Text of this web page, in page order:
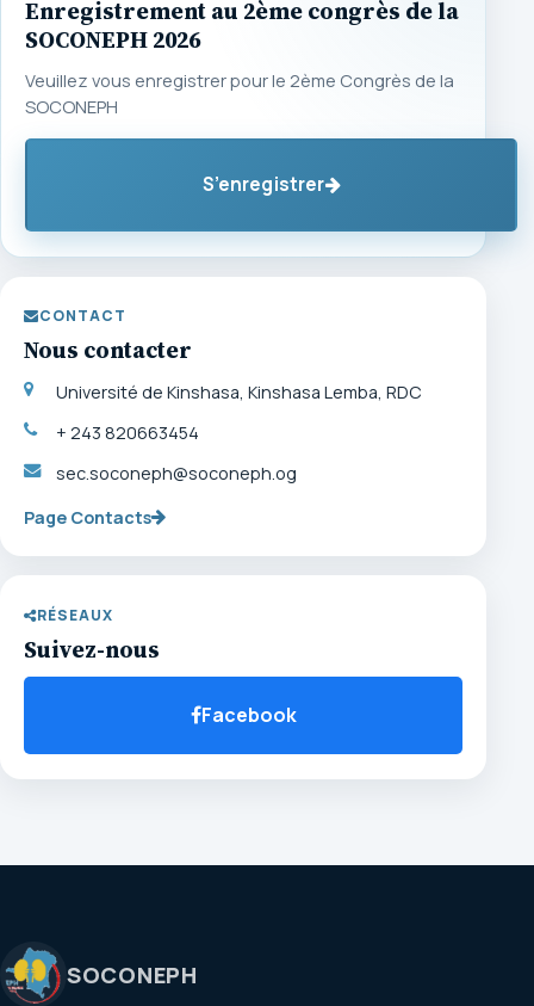
Enregistrement au 2ème congrès de la
SOCONEPH 2026
Veuillez vous enregistrer pour le 2ème Congrès de la
SOCONEPH
S’enregistrer
CONTACT
Nous contacter
Université de Kinshasa, Kinshasa Lemba, RDC
+ 243 820663454
sec.soconeph@soconeph.og
Page Contacts
RÉSEAUX
Suivez-nous
Facebook
SOCONEPH